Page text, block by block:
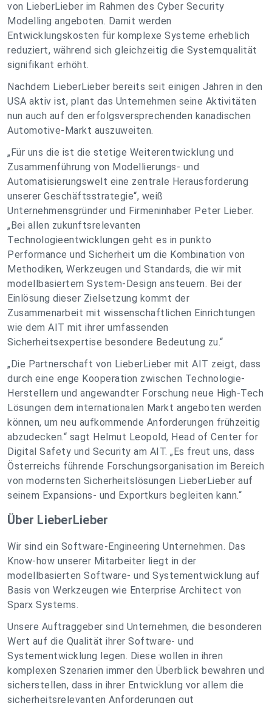
von LieberLieber im Rahmen des Cyber Security
Modelling angeboten. Damit werden
Entwicklungskosten für komplexe Systeme erheblich
reduziert, während sich gleichzeitig die Systemqualität
signifikant erhöht.
Nachdem LieberLieber bereits seit einigen Jahren in den
USA aktiv ist, plant das Unternehmen seine Aktivitäten
nun auch auf den erfolgsversprechenden kanadischen
Automotive-Markt auszuweiten.
„Für uns die ist die stetige Weiterentwicklung und
Zusammenführung von Modellierungs- und
Automatisierungswelt eine zentrale Herausforderung
unserer Geschäftsstrategie“, weiß
Unternehmensgründer und Firmeninhaber Peter Lieber.
„Bei allen zukunftsrelevanten
Technologieentwicklungen geht es in punkto
Performance und Sicherheit um die Kombination von
Methodiken, Werkzeugen und Standards, die wir mit
modellbasiertem System-Design ansteuern. Bei der
Einlösung dieser Zielsetzung kommt der
Zusammenarbeit mit wissenschaftlichen Einrichtungen
wie dem AIT mit ihrer umfassenden
Sicherheitsexpertise besondere Bedeutung zu.“
„Die Partnerschaft von LieberLieber mit AIT zeigt, dass
durch eine enge Kooperation zwischen Technologie-
Herstellern und angewandter Forschung neue High-Tech
Lösungen dem internationalen Markt angeboten werden
können, um neu aufkommende Anforderungen frühzeitig
abzudecken.“ sagt Helmut Leopold, Head of Center for
Digital Safety und Security am AIT. „Es freut uns, dass
Österreichs führende Forschungsorganisation im Bereich
von modernsten Sicherheitslösungen LieberLieber auf
seinem Expansions- und Exportkurs begleiten kann.“
Über LieberLieber
Wir sind ein Software-Engineering Unternehmen. Das
Know-how unserer Mitarbeiter liegt in der
modellbasierten Software- und Systementwicklung auf
Basis von Werkzeugen wie Enterprise Architect von
Sparx Systems.
Unsere Auftraggeber sind Unternehmen, die besonderen
Wert auf die Qualität ihrer Software- und
Systementwicklung legen. Diese wollen in ihren
komplexen Szenarien immer den Überblick bewahren und
sicherstellen, dass in ihrer Entwicklung vor allem die
sicherheitsrelevanten Anforderungen gut